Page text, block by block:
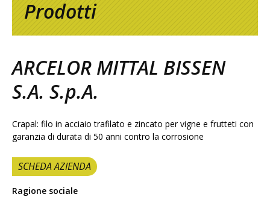
Prodotti
ARCELOR MITTAL BISSEN
S.A. S.p.A.
Crapal: filo in acciaio trafilato e zincato per vigne e frutteti con
garanzia di durata di 50 anni contro la corrosione
SCHEDA AZIENDA
Ragione sociale